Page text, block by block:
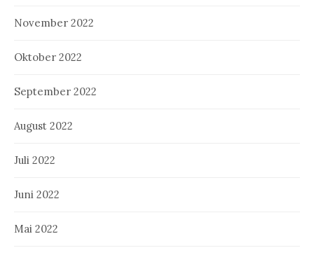
November 2022
Oktober 2022
September 2022
August 2022
Juli 2022
Juni 2022
Mai 2022